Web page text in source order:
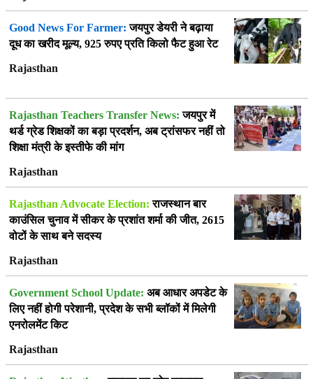
Good News For Farmer: जयपुर डेयरी ने बढ़ाया
दूध का खरीद मूल्य, 925 रुपए प्रति किलो फैट हुआ रेट
Rajasthan
Rajasthan Teachers Transfer News: जयपुर में
थर्ड ग्रेड शिक्षकों का बड़ा प्रदर्शन, अब ट्रांसफर नहीं तो
शिक्षा मंत्री के इस्तीफे की मांग
Rajasthan
Rajasthan Advocate Election: राजस्थान बार
काउंसिल चुनाव में सीकर के प्रशांत शर्मा की जीत, 2615
वोटों के साथ बने सदस्य
Rajasthan
Government School Update: अब आधार अपडेट के
लिए नहीं होगी परेशानी, प्रदेश के सभी ब्लॉकों में मिलेगी
एनरोलमेंट किट
Rajasthan